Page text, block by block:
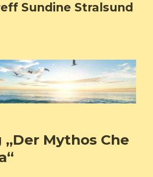
Sundine Stralsund
„Der Mythos Che